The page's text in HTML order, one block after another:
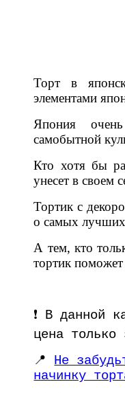
Торт в
элементами
Япония
самобытной
Кто хотя бы
унесет в своем
Тортик с
о самых
А тем, кто
тортик
❗️ В данной
цена только
📍 Не
начинку